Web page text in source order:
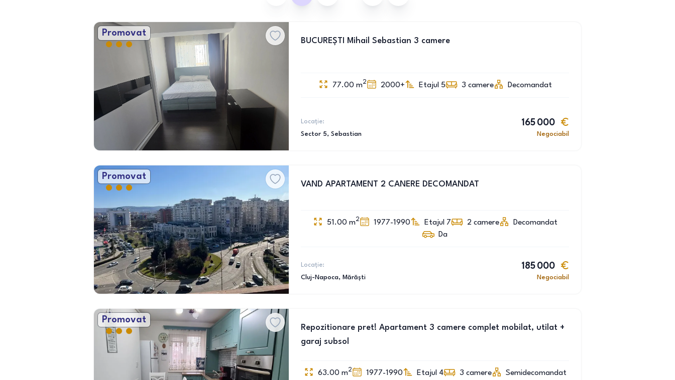
Promovat
BUCUREȘTI Mihail Sebastian 3 camere
77.00 m2 2000+ Etajul 5 3 camere Decomandat
Locație:
Sector 5, Sebastian
165 000
Negociabil
Promovat
VAND APARTAMENT 2 CANERE DECOMANDAT
51.00 m2 1977-1990 Etajul 7 2 camere
Decomandat
Da
Locație:
Cluj-Napoca, Mărăști
185 000
Negociabil
Promovat
Repozitionare pret! Apartament 3 camere complet mobilat, utilat +
garaj subsol
63.00 m2 1977-1990 Etajul 4 3 camere
Semidecomandat